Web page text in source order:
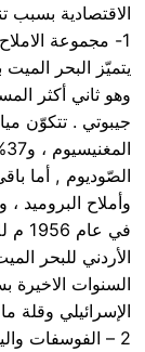
الاقتصادية بسبب
1- مجموعة الاملاح المعدنية : املاح البحر الميت :
وهو ثاني أكثر
الصّوديوم , أما
في
الأردني للبحر
السنوات الاخيرة
الإسرائيلي وقلة
2 – الفوسفات